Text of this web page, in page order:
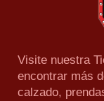
Visite nuestra
encontrar más
calzado,